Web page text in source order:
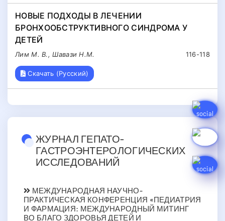
НОВЫЕ ПОДХОДЫ В ЛЕЧЕНИИ
БРОНХООБСТРУКТИВНОГО СИНДРОМА У
ДЕТЕЙ
116-118
Лим М. В., Шавази Н.М.
Скачать (Русский)
ЖУРНАЛ ГЕПАТО-
ГАСТРОЭНТЕРОЛОГИЧЕСКИХ
ИССЛЕДОВАНИЙ
МЕЖДУНАРОДНАЯ НАУЧНО-
ПРАКТИЧЕСКАЯ КОНФЕРЕНЦИЯ «ПЕДИАТРИЯ
И ФАРМАЦИЯ: МЕЖДУНАРОДНЫЙ МИТИНГ
ВО БЛАГО ЗДОРОВЬЯ ДЕТЕЙ И